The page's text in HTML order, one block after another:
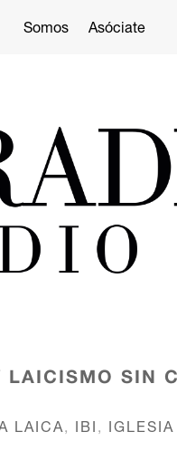
Somos Asóciate
LAICISMO SIN
LAICA, IBI ,